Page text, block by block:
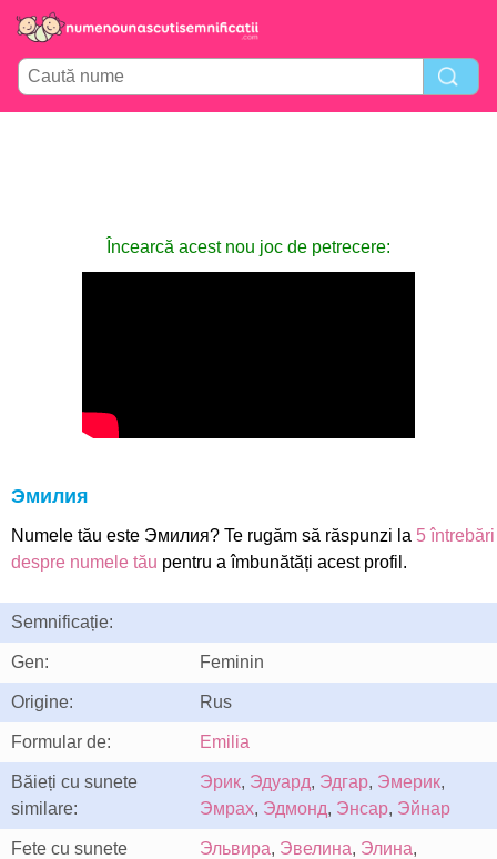
Încearcă acest nou joc de petrecere:
Эмилия
Numele tău este Эмилия? Te rugăm să răspunzi la 5 întrebări
despre numele tău pentru a îmbunătăți acest profil.
Semnificație:
Gen: Feminin
Origine: Rus
Formular de: Emilia
Băieți cu sunete
similare:
Эрик, Эдуард, Эдгар, Эмерик,
Эмрах, Эдмонд, Энсар, Эйнар
Fete cu sunete
Эльвира, Эвелина, Элина,